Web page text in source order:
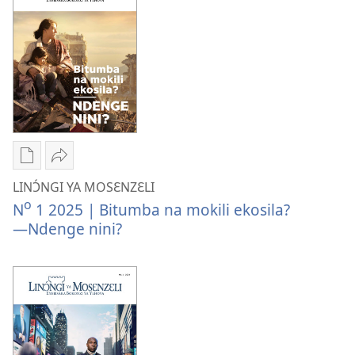
MOSƐNZƐLI
Kimya
ekokɔta
na
mokili?
na
mokili?
Ndenge
ya
kozwa
mikanda
LINƆ́NGI
MOSƐNZƐLI
Bitumba
na
mokili
Tindá
LINƆ́NGI
YA
MOSƐNZƐLI
Bitumba
mokili
ekosila?​
—⁠Ndenge
nini?
LINƆ́NGI YA MOSƐNZƐLI
No 1 2025 | Bitumba na mokili ekosila?​
—⁠Ndenge nini?